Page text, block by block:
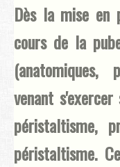
Dès la mise en
cours de la
(anatomiques,
venant
péristaltisme,
péristaltisme.